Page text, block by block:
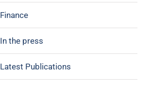
Finance
In the press
Latest Publications